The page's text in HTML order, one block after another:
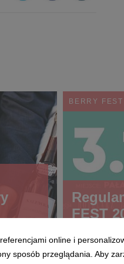
BERRY FEST
FEST
online i
sposób przeglądania. Aby